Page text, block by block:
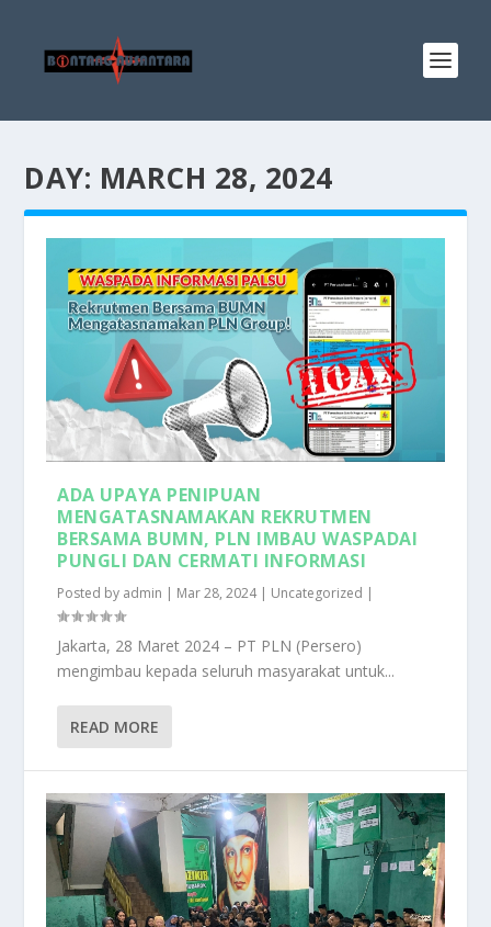
DAY: MARCH 28, 2024
ADA UPAYA PENIPUAN
MENGATASNAMAKAN REKRUTMEN
BERSAMA BUMN, PLN IMBAU WASPADAI
PUNGLI DAN CERMATI INFORMASI
Posted by admin | Mar 28, 2024| Uncategorized |
Jakarta, 28 Maret 2024 – PT PLN (Persero)
mengimbau kepada seluruh masyarakat untuk...
READ MORE